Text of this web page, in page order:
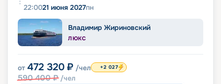
22:0021 июня 2027пн
Владимир Жириновский
ЛЮКС
от 472 320 ₽ /чел
590 400₽ /чел
+2 027